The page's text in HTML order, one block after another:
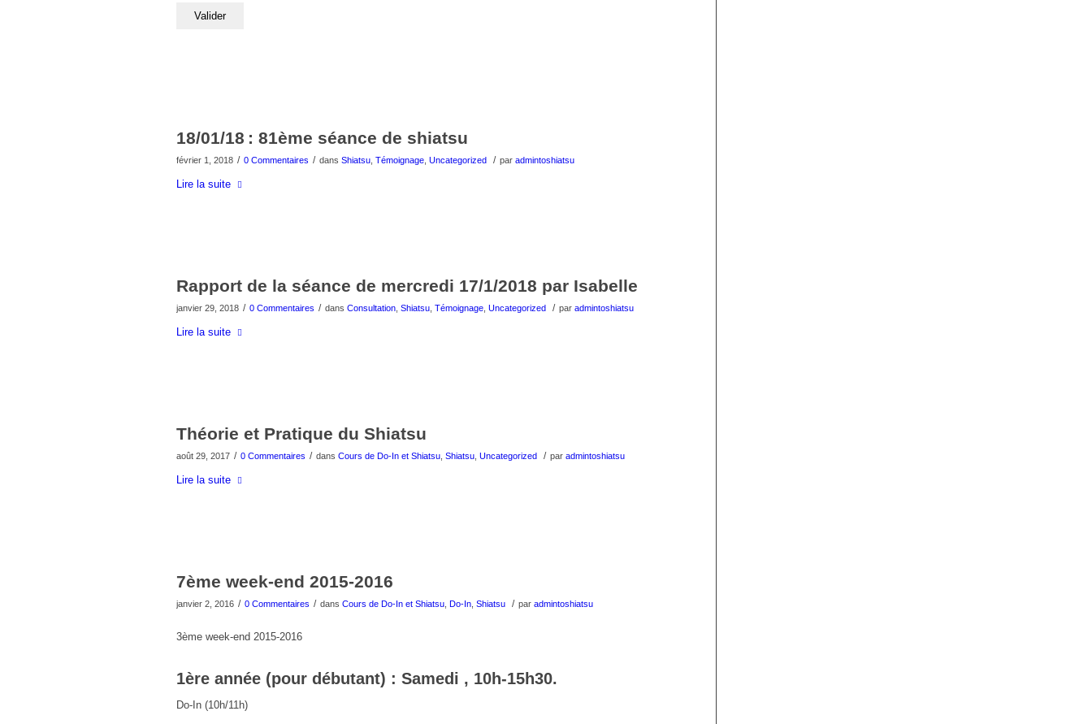
18/01/18 : 81ème séance de shiatsu
février 1, 2018 / 0 Commentaires / dans Shiatsu Témoignage Uncategorized / par admintoshiatsu
Lire la suite
Rapport de la séance de mercredi 17/1/2018 par Isabelle
janvier 29, 2018 / 0 Commentaires / dans Consultation Shiatsu Témoignage Uncategorized / par admintoshiatsu
Lire la suite
Théorie et Pratique du Shiatsu
août 29, 2017 / 0 Commentaires / dans Cours de Do-In et Shiatsu Shiatsu Uncategorized / par admintoshiatsu
Lire la suite
7ème week-end 2015-2016
janvier 2, 2016 / 0 Commentaires / dans Cours de Do-In et Shiatsu Do-In Shiatsu / par admintoshiatsu
3ème week-end 2015-2016
1ère année (pour débutant) : Samedi , 10h-15h30.
Do-In (10h/11h)